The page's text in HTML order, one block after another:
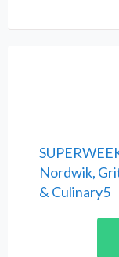
Nordwik,
& Culinary5